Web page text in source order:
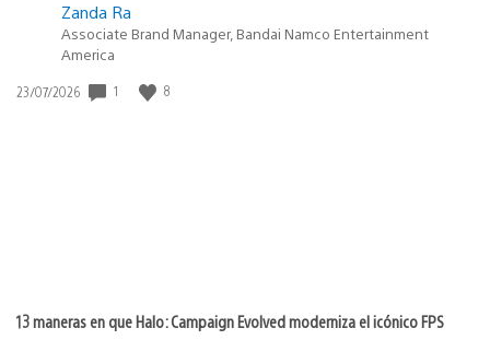
Zanda Ra
Associate Brand Manager, Bandai Namco Entertainment
America
Fecha
23/07/2026 1 8
13 maneras en que Halo: Campaign Evolved moderniza el icónico FPS